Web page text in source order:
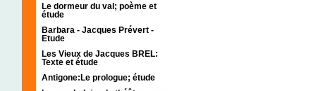
Le dormeur du val; poème et
étude
Barbara - Jacques Prévert -
Etude
Les Vieux de Jacques BREL:
Texte et étude
Antigone:Le prologue; étude